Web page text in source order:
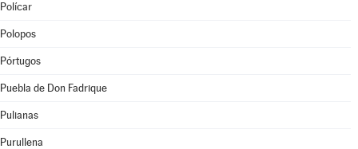
Polícar
Polopos
Pórtugos
Puebla de Don Fadrique
Pulianas
Purullena